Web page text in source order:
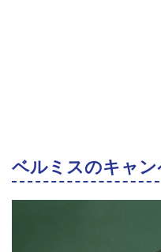
ベルミスのキャ